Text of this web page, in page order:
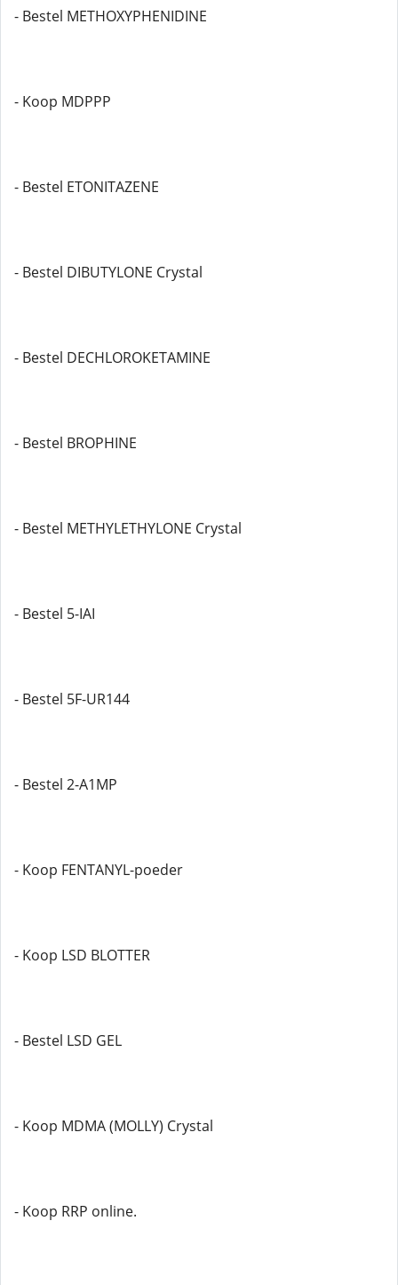
- Bestel METHOXYPHENIDINE
- Koop MDPPP
- Bestel ETONITAZENE
- Bestel DIBUTYLONE Crystal
- Bestel DECHLOROKETAMINE
- Bestel BROPHINE
- Bestel METHYLETHYLONE Crystal
- Bestel 5-IAI
- Bestel 5F-UR144
- Bestel 2-A1MP
- Koop FENTANYL-poeder
- Koop LSD BLOTTER
- Bestel LSD GEL
- Koop MDMA (MOLLY) Crystal
- Koop RRP online.